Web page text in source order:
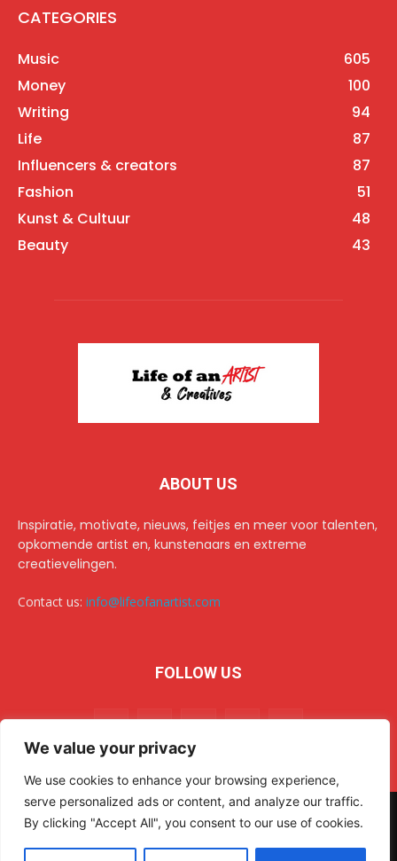
We value your privacy
We use cookies to enhance your browsing experience,
serve personalized ads or content, and analyze our traffic.
By clicking "Accept All", you consent to our use of cookies.
CATEGORIES
Music
605
Money
100
Writing
94
Life
87
Influencers & creators
87
Fashion
51
Kunst & Cultuur
48
Beauty
43
ABOUT US
Inspiratie, motivate, nieuws, feitjes en meer voor talenten,
opkomende artist en, kunstenaars en extreme
creatievelingen.
Contact us: info@lifeofanartist.com
FOLLOW US
© 2024 Life of an Artist. All rights reserved.
Home
Over/about us